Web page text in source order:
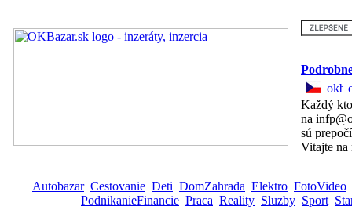
Každý
na
sú
Vitajte na
Autobazar Cestovanie Deti DomZahrada Elektro FotoVideo
PodnikanieFinancie Praca Reality Sluzby Sport